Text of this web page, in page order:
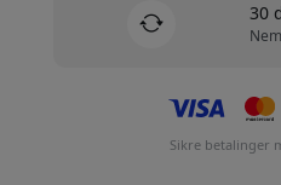
30
Sikre betalinger